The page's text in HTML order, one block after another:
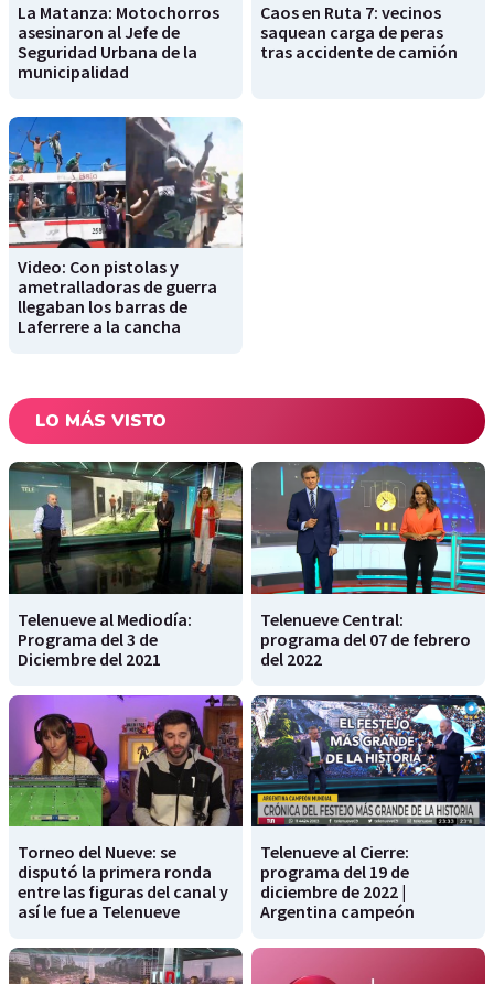
La Matanza: Motochorros
asesinaron al Jefe de
Seguridad Urbana de la
municipalidad
Caos en Ruta 7: vecinos
saquean carga de peras
tras accidente de camión
Video: Con pistolas y
ametralladoras de guerra
llegaban los barras de
Laferrere a la cancha
LO MÁS VISTO
Telenueve al Mediodía:
Programa del 3 de
Diciembre del 2021
Telenueve Central:
programa del 07 de febrero
del 2022
Torneo del Nueve: se
disputó la primera ronda
entre las figuras del canal y
así le fue a Telenueve
Telenueve al Cierre:
programa del 19 de
diciembre de 2022 |
Argentina campeón